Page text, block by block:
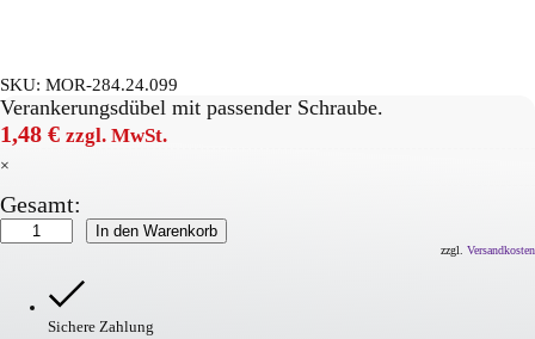
SKU: MOR-284.24.099
Verankerungsdübel mit passender Schraube.
1,48 € zzgl. MwSt.
×
Gesamt:
Dübel
mit
In den Warenkorb
zzgl. Versandkosten
Sichere Zahlung